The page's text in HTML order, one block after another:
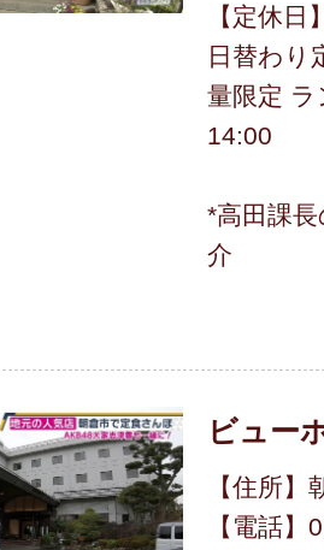
【定休日
日替わり
量限定
14:00
*高田課
介
ビュー
【住所
【電話